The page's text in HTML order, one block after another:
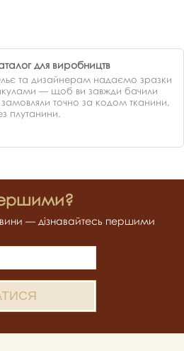
для виробництв
та дизайнерам надаємо зразки
— щоб ви завжди бачили
точно за кодом тканини,
плутанини.
— дізнавайтесь першими